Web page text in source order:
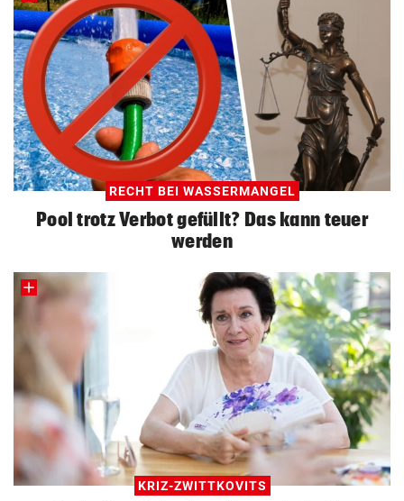
RECHT BEI WASSERMANGEL
Pool trotz Verbot gefüllt? Das kann teuer
werden
KRIZ-ZWITTKOVITS